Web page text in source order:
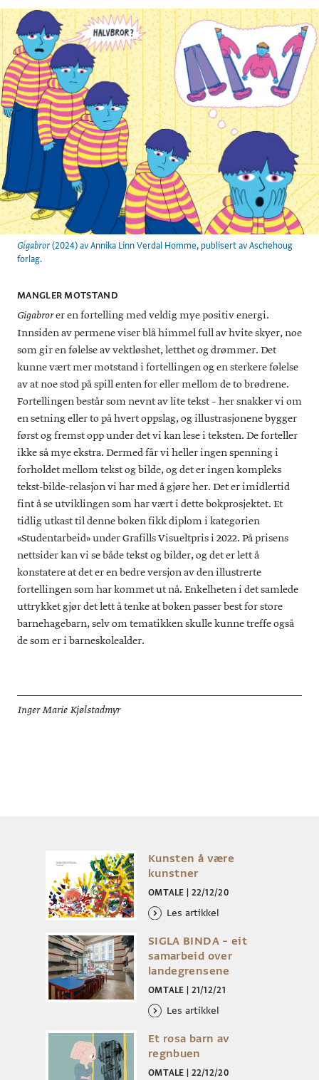
Gigabror (2024) av Annika Linn Verdal Homme, publisert av Aschehoug
forlag.
MANGLER MOTSTAND
Gigabrorer en fortelling med veldig mye positiv energi.
Innsiden av permene viser blå himmel full av hvite skyer, noe
som gir en følelse av vektløshet, letthet og drømmer. Det
kunne vært mer motstand i fortellingen og en sterkere følelse
av at noe stod på spill enten for eller mellom de to brødrene.
Fortellingen består som nevnt av lite tekst – her snakker vi om
en setning eller to på hvert oppslag, og illustrasjonene bygger
først og fremst opp under det vi kan lese i teksten. De forteller
ikke så mye ekstra. Dermed får vi heller ingen spenning i
forholdet mellom tekst og bilde, og det er ingen kompleks
tekst-bilde-relasjon vi har med å gjøre her. Det er imidlertid
fint å se utviklingen som har vært i dette bokprosjektet. Et
tidlig utkast til denne boken fikk diplom i kategorien
«Studentarbeid» under Grafills Visueltpris i 2022. På prisens
nettsider kan vi se både tekst og bilder, og det er lett å
konstatere at det er en bedre versjon av den illustrerte
fortellingen som har kommet ut nå. Enkelheten i det samlede
uttrykket gjør det lett å tenke at boken passer best for store
barnehagebarn, selv om tematikken skulle kunne treffe også
de som er i barneskolealder.
Inger Marie Kjølstadmyr
Kunsten å være
kunstner
OMTALE 22/12/20
Les artikkel
SIGLA BINDA – eit
samarbeid over
landegrensene
OMTALE 21/12/21
Les artikkel
Et rosa barn av
regnbuen
OMTALE 22/12/20